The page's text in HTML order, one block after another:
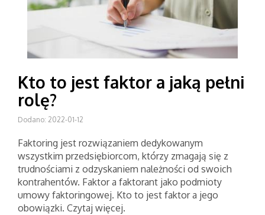
Kto to jest faktor a jaką pełni
rolę?
Dodano: 2022-01-12
Faktoring jest rozwiązaniem dedykowanym
wszystkim przedsiębiorcom, którzy zmagają się z
trudnościami z odzyskaniem należności od swoich
kontrahentów. Faktor a faktorant jako podmioty
umowy faktoringowej. Kto to jest faktor a jego
obowiązki. Czytaj więcej.